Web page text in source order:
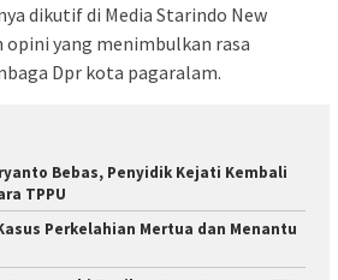
dikutif di Media Starindo New
yang menimbulkan rasa
Dpr kota pagaralam.
Bebas, Penyidik Kejati Kembali
TPPU
Perkelahian Mertua dan Menantu